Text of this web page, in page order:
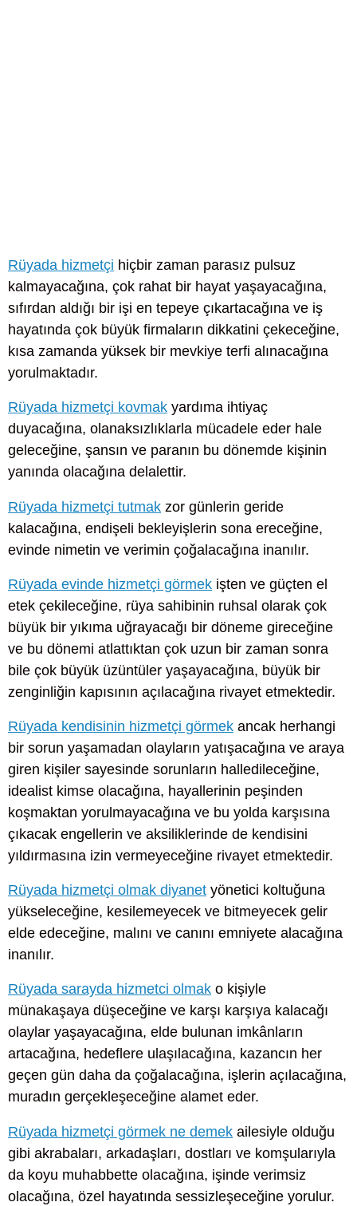
Rüyada hizmetçi hiçbir zaman parasız pulsuz
kalmayacağına, çok rahat bir hayat yaşayacağına,
sıfırdan aldığı bir işi en tepeye çıkartacağına ve iş
hayatında çok büyük firmaların dikkatini çekeceğine,
kısa zamanda yüksek bir mevkiye terfi alınacağına
yorulmaktadır.
Rüyada hizmetçi kovmak yardıma ihtiyaç
duyacağına, olanaksızlıklarla mücadele eder hale
geleceğine, şansın ve paranın bu dönemde kişinin
yanında olacağına delalettir.
Rüyada hizmetçi tutmak zor günlerin geride
kalacağına, endişeli bekleyişlerin sona ereceğine,
evinde nimetin ve verimin çoğalacağına inanılır.
Rüyada evinde hizmetçi görmek işten ve güçten el
etek çekileceğine, rüya sahibinin ruhsal olarak çok
büyük bir yıkıma uğrayacağı bir döneme gireceğine
ve bu dönemi atlattıktan çok uzun bir zaman sonra
bile çok büyük üzüntüler yaşayacağına, büyük bir
zenginliğin kapısının açılacağına rivayet etmektedir.
Rüyada kendisinin hizmetçi görmek ancak herhangi
bir sorun yaşamadan olayların yatışacağına ve araya
giren kişiler sayesinde sorunların halledileceğine,
idealist kimse olacağına, hayallerinin peşinden
koşmaktan yorulmayacağına ve bu yolda karşısına
çıkacak engellerin ve aksiliklerinde de kendisini
yıldırmasına izin vermeyeceğine rivayet etmektedir.
Rüyada hizmetçi olmak diyanet yönetici koltuğuna
yükseleceğine, kesilemeyecek ve bitmeyecek gelir
elde edeceğine, malını ve canını emniyete alacağına
inanılır.
Rüyada sarayda hizmetci olmak o kişiyle
münakaşaya düşeceğine ve karşı karşıya kalacağı
olaylar yaşayacağına, elde bulunan imkânların
artacağına, hedeflere ulaşılacağına, kazancın her
geçen gün daha da çoğalacağına, işlerin açılacağına,
muradın gerçekleşeceğine alamet eder.
Rüyada hizmetçi görmek ne demek ailesiyle olduğu
gibi akrabaları, arkadaşları, dostları ve komşularıyla
da koyu muhabbette olacağına, işinde verimsiz
olacağına, özel hayatında sessizleşeceğine yorulur.